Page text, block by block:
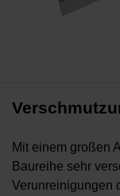
Mit einem großen
Baureihe sehr
Verunreinigungen